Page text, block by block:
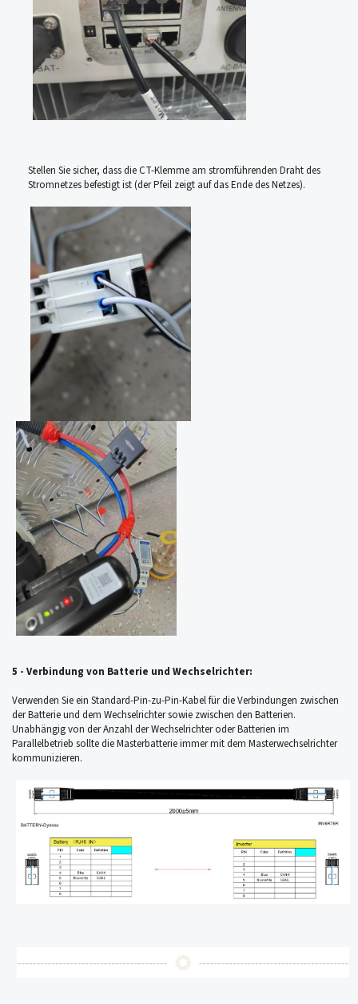
Stellen Sie sicher, dass die CT-Klemme am stromführenden Draht des
Stromnetzes befestigt ist (der Pfeil zeigt auf das Ende des Netzes).
5 - Verbindung von Batterie und Wechselrichter:
Verwenden Sie ein Standard-Pin-zu-Pin-Kabel für die Verbindungen zwischen
der Batterie und dem Wechselrichter sowie zwischen den Batterien.
Unabhängig von der Anzahl der Wechselrichter oder Batterien im
Parallelbetrieb sollte die Masterbatterie immer mit dem Masterwechselrichter
kommunizieren.